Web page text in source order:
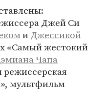
Джей Си
иДжессикой
«Самый жестокий
Чапа
мультфильм